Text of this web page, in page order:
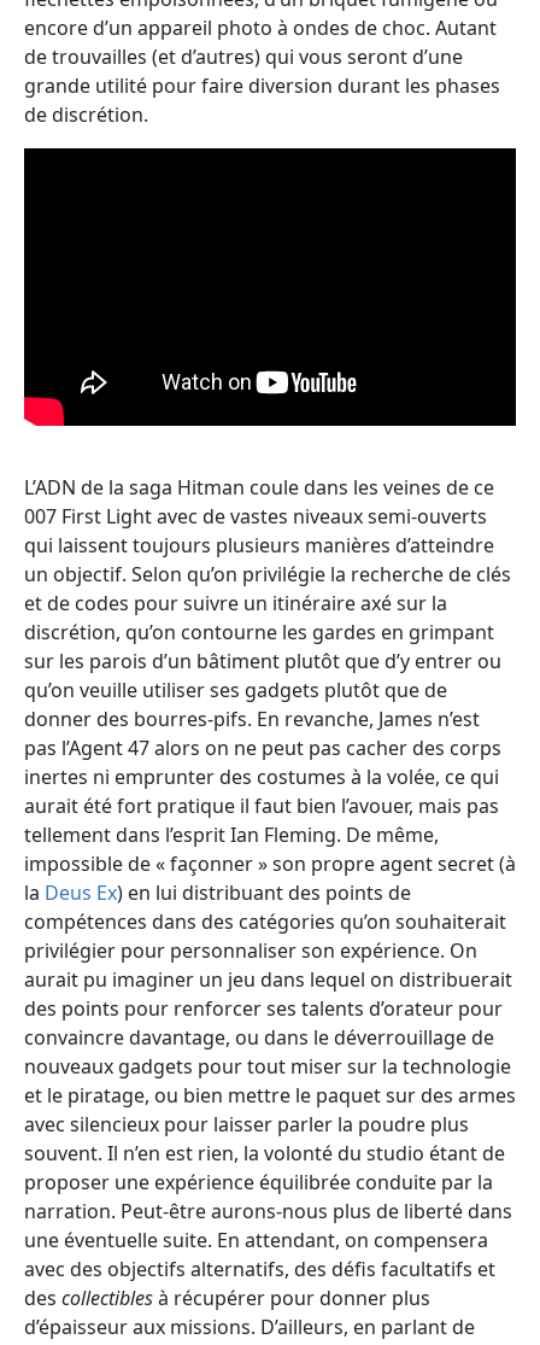
encore d’un appareil photo à ondes de choc. Autant
de trouvailles (et d’autres) qui vous seront d’une
grande utilité pour faire diversion durant les phases
de discrétion.
L’ADN de la saga Hitman coule dans les veines de ce
007 First Light avec de vastes niveaux semi-ouverts
qui laissent toujours plusieurs manières d’atteindre
un objectif. Selon qu’on privilégie la recherche de clés
et de codes pour suivre un itinéraire axé sur la
discrétion, qu’on contourne les gardes en grimpant
sur les parois d’un bâtiment plutôt que d’y entrer ou
qu’on veuille utiliser ses gadgets plutôt que de
donner des bourres-pifs. En revanche, James n’est
pas l’Agent 47 alors on ne peut pas cacher des corps
inertes ni emprunter des costumes à la volée, ce qui
aurait été fort pratique il faut bien l’avouer, mais pas
tellement dans l’esprit Ian Fleming. De même,
impossible de « façonner » son propre agent secret (à
la Deus Ex) en lui distribuant des points de
compétences dans des catégories qu’on souhaiterait
privilégier pour personnaliser son expérience. On
aurait pu imaginer un jeu dans lequel on distribuerait
des points pour renforcer ses talents d’orateur pour
convaincre davantage, ou dans le déverrouillage de
nouveaux gadgets pour tout miser sur la technologie
et le piratage, ou bien mettre le paquet sur des armes
avec silencieux pour laisser parler la poudre plus
souvent. Il n’en est rien, la volonté du studio étant de
proposer une expérience équilibrée conduite par la
narration. Peut-être aurons-nous plus de liberté dans
une éventuelle suite. En attendant, on compensera
avec des objectifs alternatifs, des défis facultatifs et
des collectiblesà récupérer pour donner plus
d’épaisseur aux missions. D’ailleurs, en parlant de